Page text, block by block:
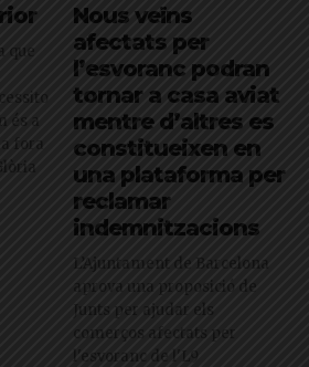
que
és a
fora
Nous veïns
afectats per
l’esvoranc podran
tornar a casa aviat
mentre d’altres es
constitueixen en
una plataforma per
reclamar
indemnitzacions
L’Ajuntament de Barcelona
aprova una proposició de
Junts per ajudar els
comerços afectats per
l'esvoranc de l'L9